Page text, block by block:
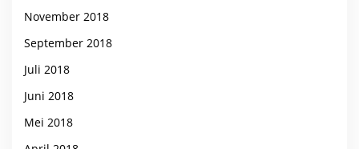
November 2018
September 2018
Juli 2018
Juni 2018
Mei 2018